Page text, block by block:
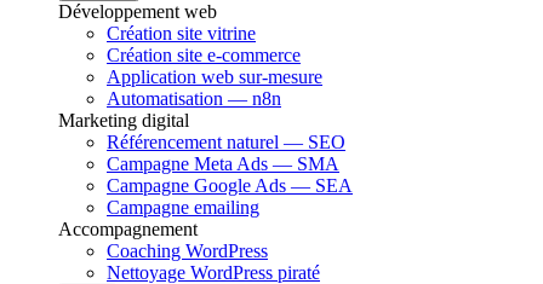
Développement web
Création site vitrine
Création site e-commerce
Application web sur-mesure
Automatisation — n8n
Marketing digital
Référencement naturel — SEO
Campagne Meta Ads — SMA
Campagne Google Ads — SEA
Campagne emailing
Accompagnement
Coaching WordPress
Nettoyage WordPress piraté